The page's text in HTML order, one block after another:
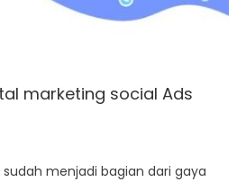
marketing social Ads
menjadi bagian dari gaya